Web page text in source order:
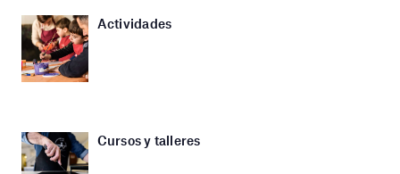
Actividades
Cursos y talleres